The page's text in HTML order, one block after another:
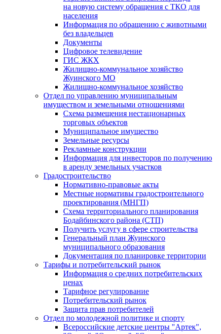
на новую систему обращения с ТКО для
населения
Информация по обращению с животными
без владельцев
Документы
Цифровое телевидение
ГИС ЖКХ
Жилищно-коммунальное хозяйство
Жуинского МО
Жилищно-коммунальное хозяйство
Отдел по управлению муниципальным
имуществом и земельными отношениями
Схема размещения нестационарных
торговых объектов
Муниципальное имущество
Земельные ресурсы
Рекламные конструкции
Информация для инвесторов по получению
в аренду земельных участков
Градостроительство
Нормативно-правовые акты
Местные нормативы градостроительного
проектирования (МНГП)
Схема территориального планирования
Бодайбинского района (СТП)
Получить услугу в сфере строительства
Генеральный план Жуинского
муниципального образования
Документация по планировке территории
Тарифы и потребительский рынок
Информация о средних потребительских
ценах
Тарифное регулирование
Потребительский рынок
Защита прав потребителей
Отдел по молодежной политике и спорту
Всероссийские детские центры "Артек",